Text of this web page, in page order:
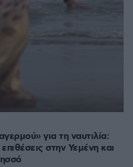
για τη ναυτιλία:
στην Υεμένη και